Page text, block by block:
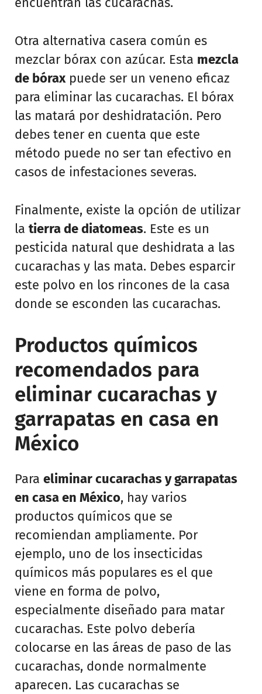
Otra alternativa casera común es
mezclar bórax con azúcar. Esta mezcla
de bóraxpuede ser un veneno eficaz
para eliminar las cucarachas. El bórax
las matará por deshidratación. Pero
debes tener en cuenta que este
método puede no ser tan efectivo en
casos de infestaciones severas.
Finalmente, existe la opción de utilizar
la tierra de diatomeas. Este es un
pesticida natural que deshidrata a las
cucarachas y las mata. Debes esparcir
este polvo en los rincones de la casa
donde se esconden las cucarachas.
Productos químicos
recomendados para
eliminar cucarachas y
garrapatas en casa en
México
Para eliminar cucarachas y garrapatas
en casa en México, hay varios
productos químicos que se
recomiendan ampliamente. Por
ejemplo, uno de los insecticidas
químicos más populares es el que
viene en forma de polvo,
especialmente diseñado para matar
cucarachas. Este polvo debería
colocarse en las áreas de paso de las
cucarachas, donde normalmente
aparecen. Las cucarachas se